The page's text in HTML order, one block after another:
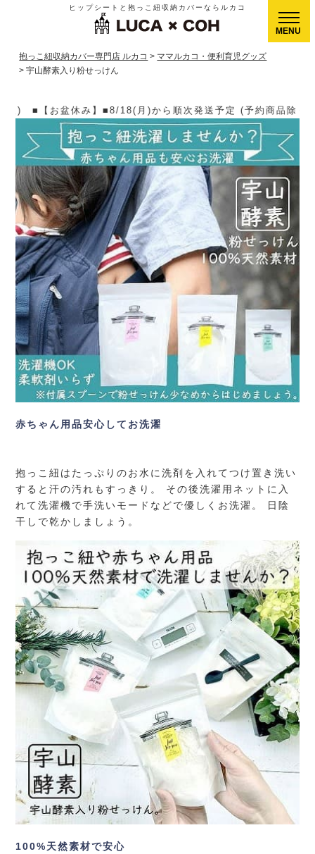
ヒップシートと抱っこ紐収納カバーならルカコ
抱っこ紐収納カバー専門店 ルカコ
ママルカコ・便利育児グッズ
宇山酵素入り粉せっけん
(予約商品除く)▶【送料】ゆうパケット400円(全国一律)
赤ちゃん用品安心してお洗濯
抱っこ紐はたっぷりのお水に洗剤を入れてつけ置き洗い
すると汗の汚れもすっきり。 その後洗濯用ネットに入
れて洗濯機で手洗いモードなどで優しくお洗濯。 日陰
干しで乾かしましょう。
100%天然素材で安心